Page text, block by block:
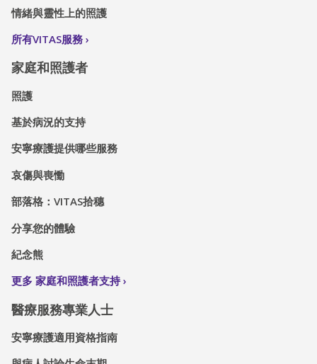
情緒與靈性上的照護
所有VITAS服務
家庭和照護者
照護
基於病況的支持
安寧療護提供哪些服務
哀傷與喪慟
部落格：VITAS拾穗
分享您的體驗
紀念熊
更多 家庭和照護者支持
醫療服務專業人士
安寧療護適用資格指南